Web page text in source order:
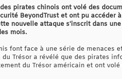
pirates chinois ont volé des
BeyondTrust et ont pu accéder
nouvelle attaque s'inscrit dans
mois.
font face à une série de menaces
Trésor a révélé que des pirates
du Trésor américain et ont